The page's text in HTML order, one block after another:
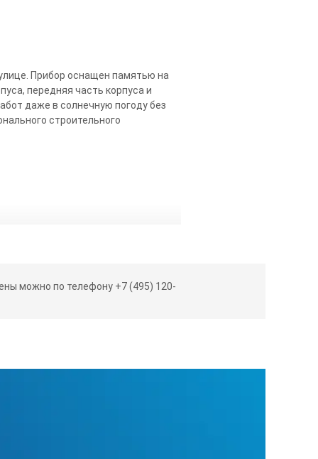
Прибор оснащен памятью на
передняя часть корпуса и
даже в солнечную погоду без
строительного
лазер через 90 секунд и
участков по теореме
скобу (при
можно по телефону +7 (495) 120-